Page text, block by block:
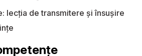
lecţia de transmitere şi însuşire